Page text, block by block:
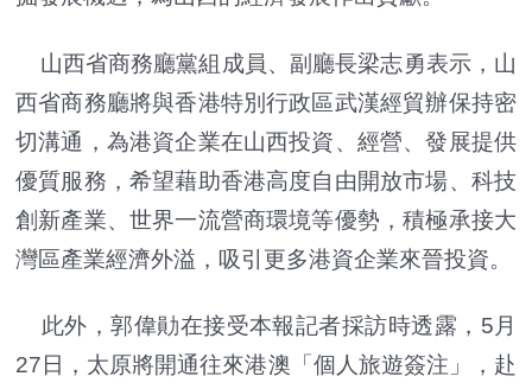
山西省商務廳黨組成員、副廳長梁志勇表示，山
西省商務廳將與香港特別行政區武漢經貿辦保持密
切溝通，為港資企業在山西投資、經營、發展提供
優質服務，希望藉助香港高度自由開放市場、科技
創新產業、世界一流營商環境等優勢，積極承接大
灣區產業經濟外溢，吸引更多港資企業來晉投資。
此外，郭偉勛在接受本報記者採訪時透露，5月
27日，太原將開通往來港澳「個人旅遊簽注」，赴